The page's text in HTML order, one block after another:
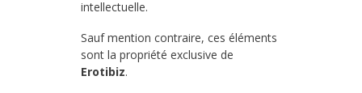
intellectuelle.
Sauf mention contraire, ces éléments
sont la propriété exclusive de
Erotibiz.